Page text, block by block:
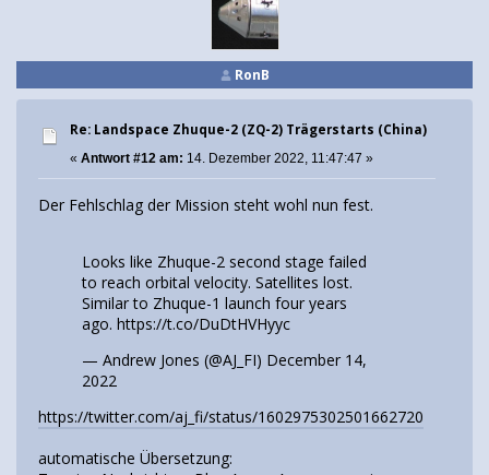
RonB
Re: Landspace Zhuque-2 (ZQ-2) Trägerstarts (China)
« Antwort #12 am: 14. Dezember 2022, 11:47:47 »
Der Fehlschlag der Mission steht wohl nun fest.
Looks like Zhuque-2 second stage failed
to reach orbital velocity. Satellites lost.
Similar to Zhuque-1 launch four years
ago. https://t.co/DuDtHVHyyc
— Andrew Jones (@AJ_FI) December 14,
2022
https://twitter.com/aj_fi/status/1602975302501662720
automatische Übersetzung: